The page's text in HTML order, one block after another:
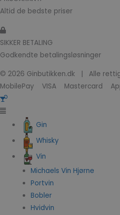
Altid de bedste priser
SIKKER BETALING
Godkendte betalingsløsninger
© 2026 Ginbutikken.dk | Alle
MobilePay VISA Mastercard
Gin
Whisky
Vin
Michaels Vin Hjørne
Portvin
Bobler
Hvidvin